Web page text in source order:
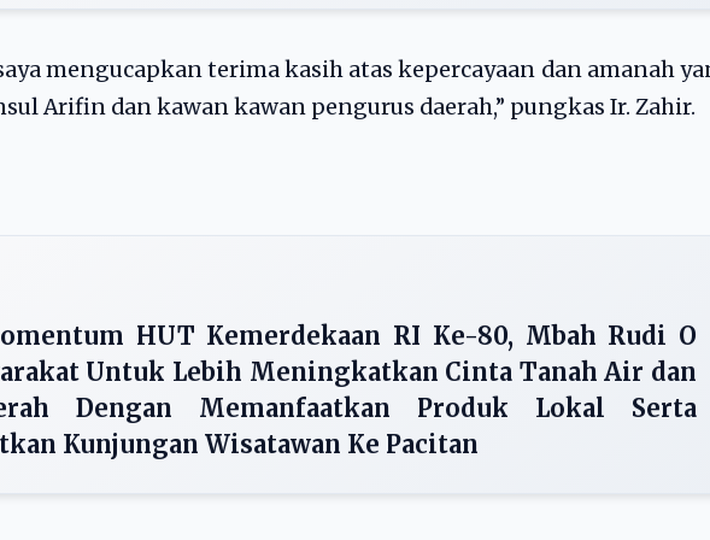
mengucapkan terima kasih atas kepercayaan dan amanah
Arifin dan kawan kawan pengurus daerah,” pungkas Ir. Zahir.
HUT Kemerdekaan RI Ke-80, Mbah Rudi O
Untuk Lebih Meningkatkan Cinta Tanah Air dan
Dengan Memanfaatkan Produk Lokal Serta
Kunjungan Wisatawan Ke Pacitan